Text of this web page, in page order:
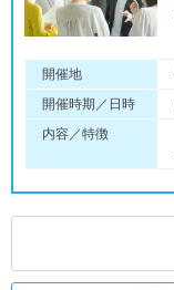
開催地
開催時期／日時
内容／特徴